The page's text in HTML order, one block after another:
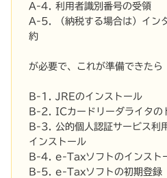
A-4. 利用者識別番号の受領
A-5. （納税する場合は）イン
約
が必要で、これが準備できたら
B-1. JREのインストール
B-2. ICカードリーダライタの
B-3. 公的個人認証サービス利
インストール
B-4. e-Taxソフトのインスト
B-5. e-Taxソフトの初期登録